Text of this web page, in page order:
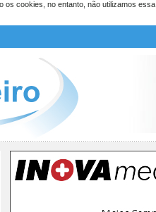
os cookies, no entanto, não utilizamos